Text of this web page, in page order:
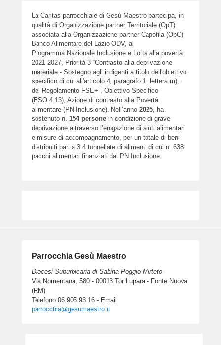
La Caritas parrocchiale di Gesù Maestro partecipa, in
qualità di Organizzazione partner Territoriale (OpT)
associata alla Organizzazione partner Capofila (OpC)
Banco Alimentare del Lazio ODV, al
Programma Nazionale Inclusione e Lotta alla povertà
2021-2027, Priorità 3 “Contrasto alla deprivazione
materiale - Sostegno agli indigenti a titolo dell'obiettivo
specifico di cui all'articolo 4, paragrafo 1, lettera m),
del Regolamento FSE+”, Obiettivo Specifico
(ESO.4.13), Azione di contrasto alla Povertà
alimentare (PN Inclusione). Nell’anno 2025 , ha
sostenuto n. 154 persone in condizione di grave
deprivazione attraverso l’erogazione di aiuti alimentari
e misure di accompagnamento, per un totale di beni
distribuiti pari a 3.4 tonnellate di alimenti di cui n. 638
pacchi alimentari finanziati dal PN Inclusione.
Parrocchia Gesù Maestro
Diocesi Suburbicaria di Sabina-Poggio Mirteto
Via Nomentana, 580 - 00013 Tor Lupara - Fonte Nuova
(RM)
Telefono 06.905 93 16 - Email
parrocchia@gesumaestro.it